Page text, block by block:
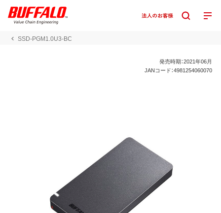
SSD-PGM1.0U3-BC
発売時期：2021年06月
JANコード：4981254060070